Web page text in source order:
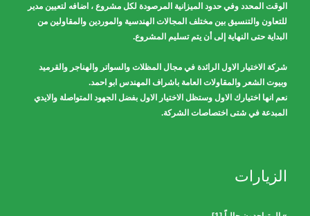
الوقت المحدد وفي حدود الميزانية المرصودة لكل مشروع ، اضافه لتعيين مدير
للتعاون والتنسيق بين مختلف المجالات الهندسية والموردين والمقاولين من
البداية حتى النهاية إلى أن يتم تسليم المشروع.
شركة الاختيار الاول الرائدة في مجال المظلات والسواتر والهناجر والقرميد
وبيوت الشعر والمقاولات العامة باشراف المهندس ابو احمد.
نعم انها اختيارك الاول وستظل الاختيار الاول بفضل الجهود المتواصلة والايدي
المبدعة في شتى اختصاصات الشركة.
الزيارات